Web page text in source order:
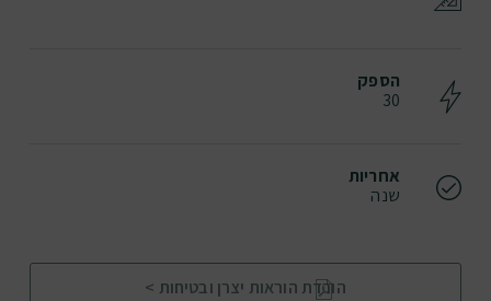
הספק
30
אחריות
שנה
הורדת הוראות יצרן ובטיחות >